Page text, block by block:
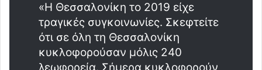
«Η Θεσσαλονίκη το 2019 είχε
τραγικές συγκοινωνίες. Σκεφτείτε
ότι σε όλη τη Θεσσαλονίκη
κυκλοφορούσαν μόλις 240